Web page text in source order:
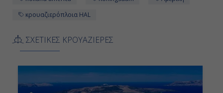
κρουαζιερόπλοια HAL
ΣΧΕΤΙΚΕΣ ΚΡΟΥΑΖΙΕΡΕΣ